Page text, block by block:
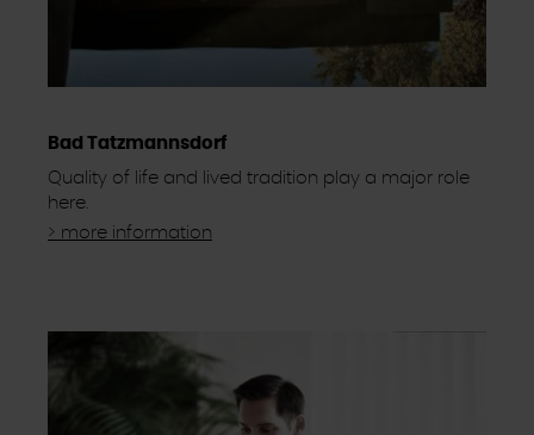
Bad Tatzmannsdorf
Quality of life and lived tradition play a major role
here.
> more information